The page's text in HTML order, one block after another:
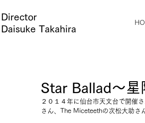
Director
Daisuke Takahira
Star Ballad～
２０１４年に仙台市天文台で開催
さん、The Miceteethの次松大助さ